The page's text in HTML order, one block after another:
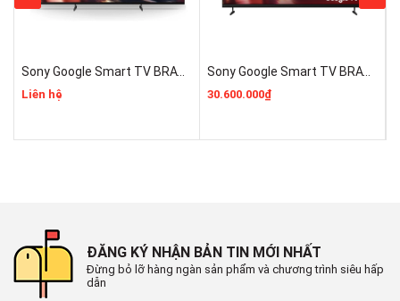
Mọi hình ảnh đều sống động
với màu sắc rực rỡ
Sony Google Smart TV BRAVIA 3 II 55 Inch K-55XR30M2 Mẫu 2026 Mới 100% Rẻ Nhất
Liên hệ
Sony Google Smart TV BRAVIA 3 II K-75XR30M2 Mới 2026 Giá Rẻ Nhất
30.600.000₫
ĐĂNG KÝ NHẬN BẢN TIN MỚI NHẤT
Đừng bỏ lỡ hàng ngàn sản phẩm và chương trình siêu hấp
dẫn